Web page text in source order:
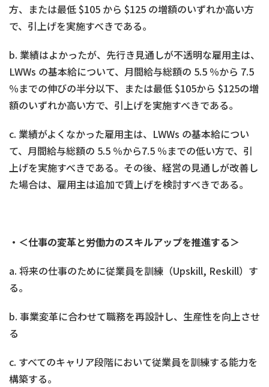
方、または最低 $105 から $125 の増額のいずれか高い方
で、引上げを実施すべきである。
b. 業績はよかったが、先行き見通しが不透明な雇用主は、
LWWs の基本給について、月間給与総額の 5.5 ％から 7.5
％までの伸びの半分以下、または最低 $105から $125の増
額のいずれか高い方で、引上げを実施すべきである。
c. 業績がよくなかった雇用主は、LWWs の基本給につい
て、月間給与総額の 5.5 ％から7.5 ％までの低い方で、引
上げを実施すべきである。その後、経営の見通しが改善し
た場合は、雇用主は追加で賃上げを検討すべきである。
・＜仕事の変革と労働力のスキルアップを推進する＞
a. 将来の仕事のために従業員を訓練（Upskill, Reskill）す
る。
b. 事業変革に合わせて職務を再設計し、生産性を向上させ
る
c. すべてのキャリア段階において従業員を訓練する能力を
構築する。